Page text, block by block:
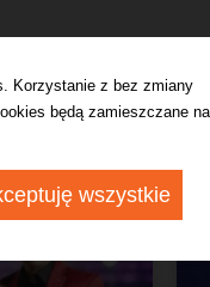
Korzystanie z bez zmiany
będą zamieszczane na
wszystkie